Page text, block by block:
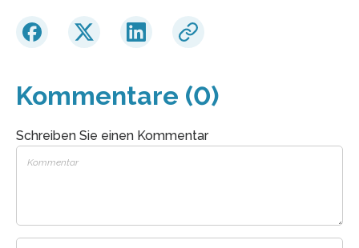
Kommentare (0)
Schreiben Sie einen Kommentar